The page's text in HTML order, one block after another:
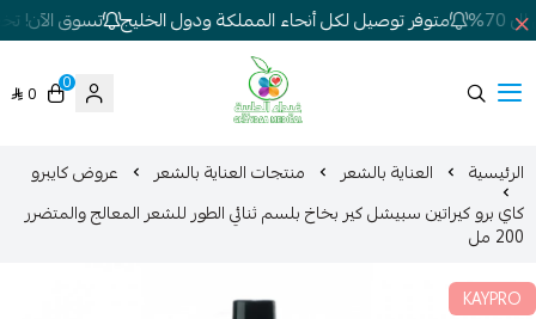
متوفر توصيل لكل أنحاء المملكة ودول الخليج تسوق الآن!
شركة غيداء المتطورة الطبية
0
0
الرئيسية العناية بالشعر منتجات العناية بالشعر
عروض كايبرو
كاي برو كيراتين سبيشل كير بخاخ بلسم ثنائي الطور للشعر المعالج والمتضرر
200 مل
KAYPRO